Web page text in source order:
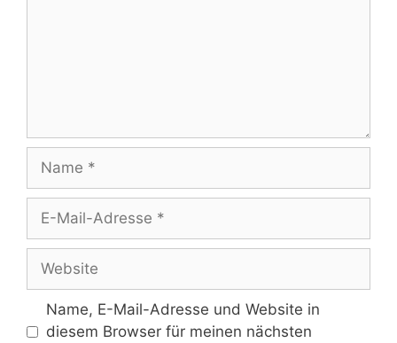
Mail-
Adresse
Name, E-Mail-Adresse und Website in
diesem Browser für meinen nächsten